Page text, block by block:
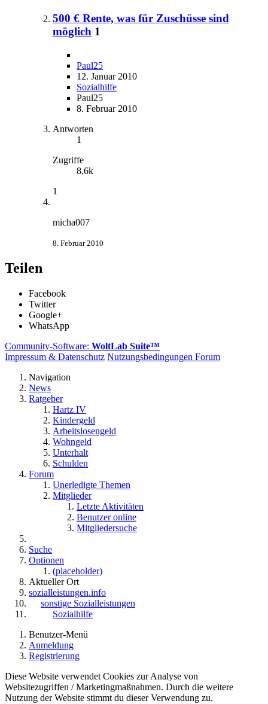
500 € Rente, was für Zuschüsse sind
möglich 1
Paul25
12. Januar 2010
Sozialhilfe
Paul25
8. Februar 2010
Antworten
1
Zugriffe
8,6k
1
micha007
8. Februar 2010
Teilen
Facebook
Twitter
Google+
WhatsApp
Community-Software: WoltLab Suite™
Impressum & Datenschutz Nutzungsbedingungen Forum
Navigation
News
Ratgeber
Hartz IV
Kindergeld
Arbeitslosengeld
Wohngeld
Unterhalt
Schulden
Forum
Unerledigte Themen
Mitglieder
Letzte Aktivitäten
Benutzer online
Mitgliedersuche
Suche
Optionen
(placeholder)
Aktueller Ort
sozialleistungen.info
sonstige Sozialleistungen
Sozialhilfe
Benutzer-Menü
Anmeldung
Registrierung
Diese Website verwendet Cookies zur Analyse von
Websitezugriffen / Marketingmaßnahmen. Durch die weitere
Nutzung der Website stimmt du dieser Verwendung zu.